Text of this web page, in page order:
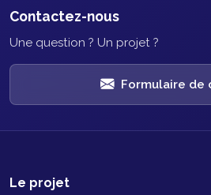
Contactez-nous
Une question ? Un projet ?
Formulaire de
Le projet